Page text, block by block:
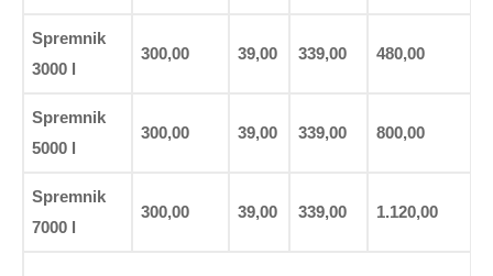
Spremnik
3000 l
300,00 39,00 339,00 480,00
Spremnik
5000 l
300,00 39,00 339,00 800,00
Spremnik
7000 l
300,00 39,00 339,00 1.120,00